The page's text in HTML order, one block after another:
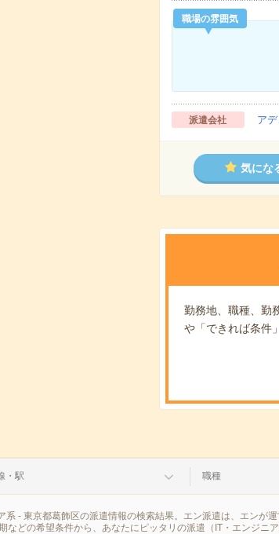
職場の雰囲気
派遣会社 ア
気にな
勤務地、職種、勤
や「できれば条件
・駅 職種
系 - 東京都葛飾区の派遣情報の検索結果。エン派遣は、エン
などの希望条件から、あなたにピッタリの派遣（IT・エンジニ